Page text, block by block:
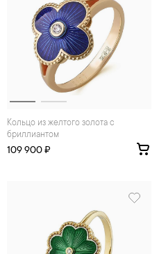
Кольцо из желтого золота с
бриллиантом
109 900 ₽